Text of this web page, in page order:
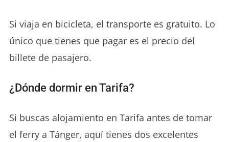
Si viaja en bicicleta, el transporte es gratuito. Lo
único que tienes que pagar es el precio del
billete de pasajero.
¿Dónde dormir en Tarifa?
Si buscas alojamiento en Tarifa antes de tomar
el ferry a Tánger, aquí tienes dos excelentes